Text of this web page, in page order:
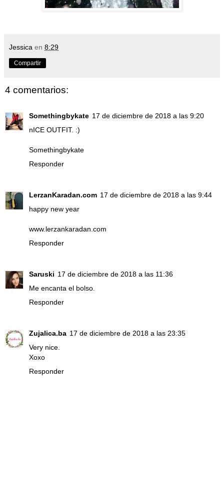
Jessica en 8:29
Compartir
4 comentarios:
Somethingbykate 17 de diciembre de 2018 a las 9:20
nICE OUTFIT. :)
Somethingbykate
Responder
LerzanKaradan.com 17 de diciembre de 2018 a las 9:44
happy new year
www.lerzankaradan.com
Responder
Saruski 17 de diciembre de 2018 a las 11:36
Me encanta el bolso.
Responder
Zujalica.ba 17 de diciembre de 2018 a las 23:35
Very nice.
Xoxo
Responder